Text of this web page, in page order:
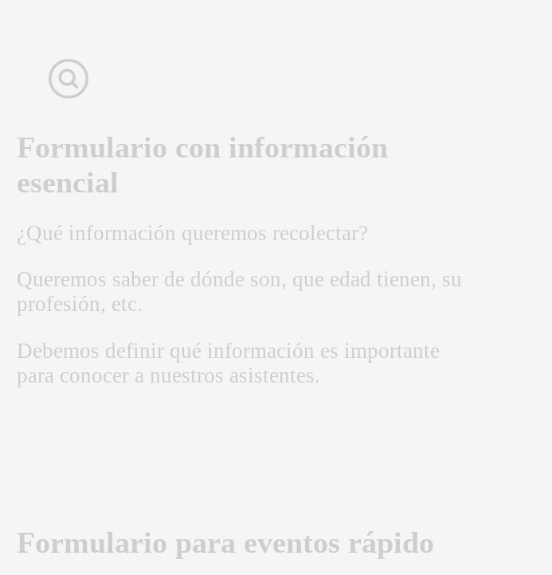
Formulario con información
esencial
¿Qué información queremos recolectar?
Queremos saber de dónde son, que edad tienen, su
profesión, etc.
Debemos definir qué información es importante
para conocer a nuestros asistentes.
Formulario para eventos rápido